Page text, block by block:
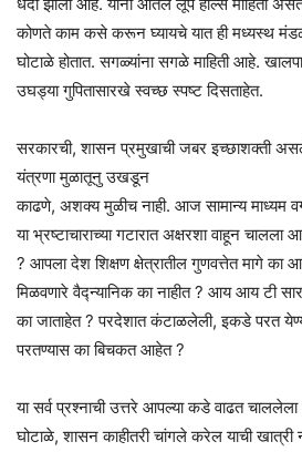
कोणते काम कसे करून घ्यायचे यात ही मध्यस्थ
घोटाळे होतात. सगळ्यांना सगळे माहिती आहे.
उघड्या गुपितासारखे स्वच्छ स्पष्ट दिसताहेत.
सरकारची, शासन प्रमुखाची जबर इच्छाशक्ती
यंत्रणा मुळातूनु उखडून
काढणे, अशक्य मुळीच नाही. आज सामान्य माध्यम
या भ्रष्टाचाराच्या गटारात अक्षरशा वाहून
? आपला देश शिक्षण क्षेत्रातील गुणवत्तेत मागे
मिळवणारे वैद्न्यानिक का नाहीत ? आय आय टी
का जाताहेत ? परदेशात कंटाळलेली, इकडे परत
परतण्यास का बिचकत आहेत ?
या सर्व प्रश्नाची उत्तरे आपल्या कडे वाढत
घोटाळे, शासन काहीतरी चांगले करेल याची खात्री